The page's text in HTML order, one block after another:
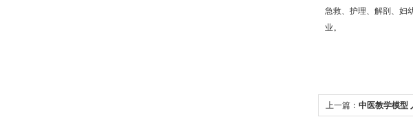
急救、护理、解剖、妇
业。
上一篇： 中医教学模型